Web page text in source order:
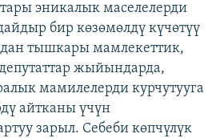
эникалык маселелерди
бир көзөмөлдү күчөтүү
тышкары мамлекеттик,
жыйындарда,
мамилелерди курчутууга
айтканы үчүн
зарыл. Себеби көпчүлүк